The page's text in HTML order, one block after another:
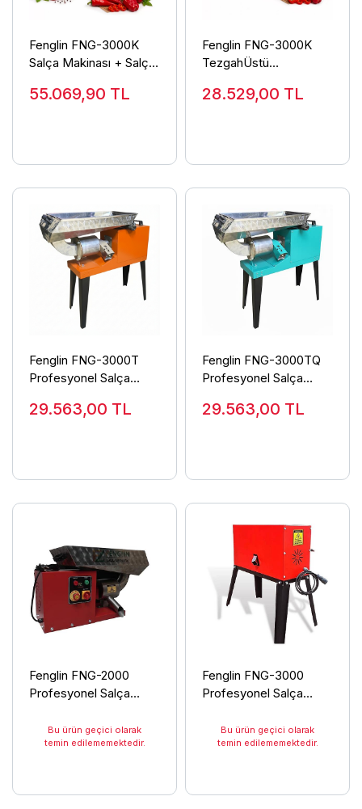
Fenglin FNG-3000K
Salça Makinası + Salça
55.069,90 TL
Fenglin FNG-3000K
TezgahÜstü
Makinası 3 Hp 220 Volt
28.529,00 TL
Fenglin FNG-3000T
Profesyonel Salça
29.563,00 TL
Fenglin FNG-3000TQ
Profesyonel Salça
29.563,00 TL
Fenglin FNG-2000
Profesyonel Salça
Bu ürün geçici olarak
temin edilememektedir.
Fenglin FNG-3000
Profesyonel Salça
Bu ürün geçici olarak
temin edilememektedir.